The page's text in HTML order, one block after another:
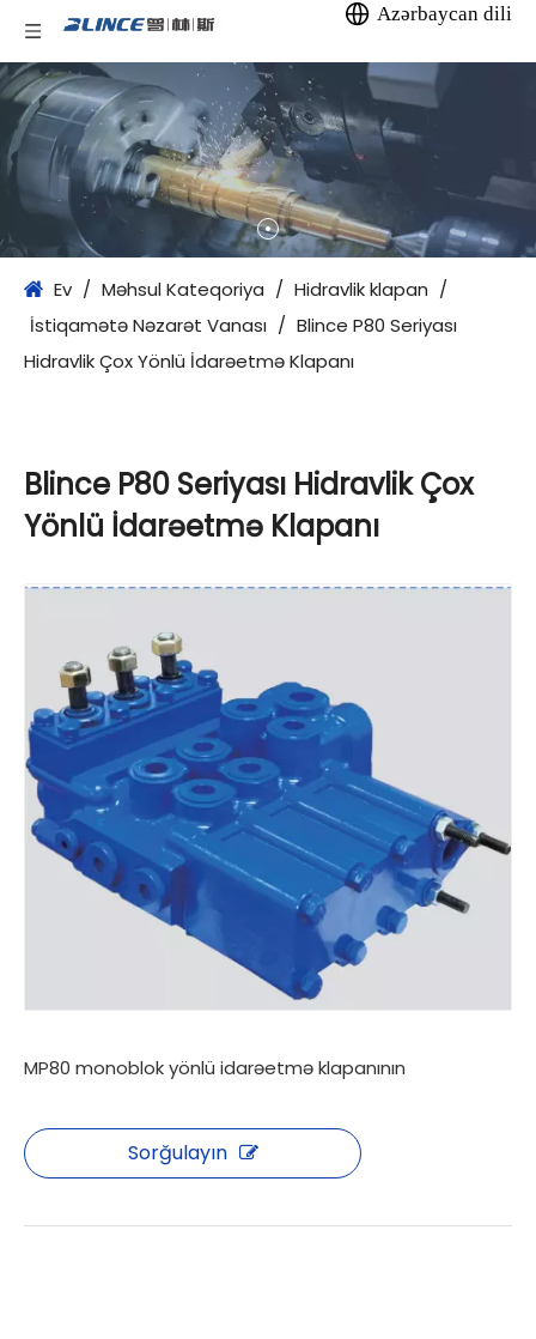
Azərbaycan dili
Ev / Məhsul Kateqoriya / Hidravlik klapan /
İstiqamətə Nəzarət Vanası / Blince P80 Seriyası
Hidravlik Çox Yönlü İdarəetmə Klapanı
Blince P80 Seriyası Hidravlik Çox
Yönlü İdarəetmə Klapanı
MP80 monoblok yönlü idarəetmə klapanının
Sorğulayın